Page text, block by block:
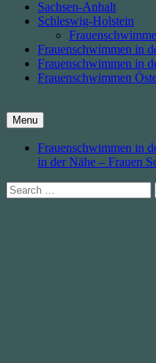
Sachsen-Anhalt
Schleswig-Holstein
Frauenschwimmen in
Frauenschwimmen in
Frauenschwimmen
Menu
Frauenschwimmen in
in der Nähe – Frauen
Search
for: